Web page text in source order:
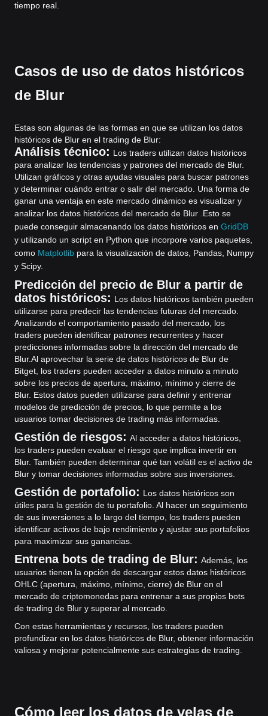
tiempo real.
Casos de uso de datos históricos
de Blur
Estas son algunas de las formas en que se utilizan los datos
históricos de Blur en el trading de Blur:
Análisis técnico: Los traders utilizan datos históricos
para analizar las tendencias y patrones del mercado de Blur.
Utilizan gráficos y otras ayudas visuales para buscar patrones
y determinar cuándo entrar o salir del mercado. Una forma de
ganar una ventaja en este mercado dinámico es visualizar y
analizar los datos históricos del mercado de Blur . Esto se
puede conseguir almacenando los datos históricos en GridDB
y utilizando un script en Python que incorpore varios paquetes,
como Matplotlib para la visualización de datos, Pandas, Numpy
y Scipy.
Predicción del precio de Blur a partir de
datos históricos: Los datos históricos también pueden
utilizarse para predecir las tendencias futuras del mercado.
Analizando el comportamiento pasado del mercado, los
traders pueden identificar patrones recurrentes y hacer
predicciones informadas sobre la dirección del mercado de
Blur.Al aprovechar la serie de datos históricos de Blur de
Bitget, los traders pueden acceder a datos minuto a minuto
sobre los precios de apertura, máximo, mínimo y cierre de
Blur. Estos datos pueden utilizarse para definir y entrenar
modelos de predicción de precios, lo que permite a los
usuarios tomar decisiones de trading más informadas.
Gestión de riesgos: Al acceder a datos históricos,
los traders pueden evaluar el riesgo que implica invertir en
Blur. También pueden determinar qué tan volátil es el activo de
Blur y tomar decisiones informadas sobre sus inversiones.
Gestión de portafolio: Los datos históricos son
útiles para la gestión de tu portafolio. Al hacer un seguimiento
de sus inversiones a lo largo del tiempo, los traders pueden
identificar activos de bajo rendimiento y ajustar sus portafolios
para maximizar sus ganancias.
Entrena bots de trading de Blur: Además, los
usuarios tienen la opción de descargar estos datos históricos
OHLC (apertura, máximo, mínimo, cierre) de Blur en el
mercado de criptomonedas para entrenar a sus propios bots
de trading de Blur y superar al mercado.
Con estas herramientas y recursos, los traders pueden
profundizar en los datos históricos de Blur, obtener información
valiosa y mejorar potencialmente sus estrategias de trading.
Cómo leer los datos de velas de